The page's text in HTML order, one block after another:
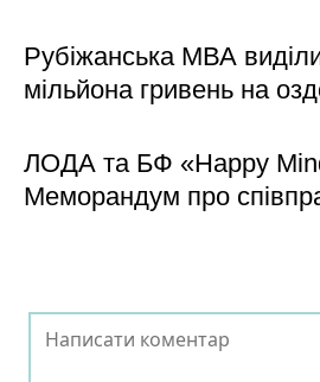
Рубіжанська МВА
мільйона гривень на
ЛОДА та БФ «Happy
Меморандум про